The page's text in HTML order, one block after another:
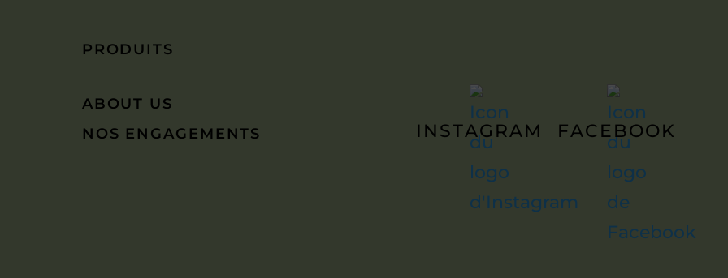
PRODUITS
ABOUT US
NOS ENGAGEMENTS
INSTAGRAM FACEBOOK